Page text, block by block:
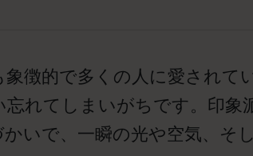
徴的で多くの人に愛され
れてしまいがちです。印象
いで、一瞬の光や空気、そ